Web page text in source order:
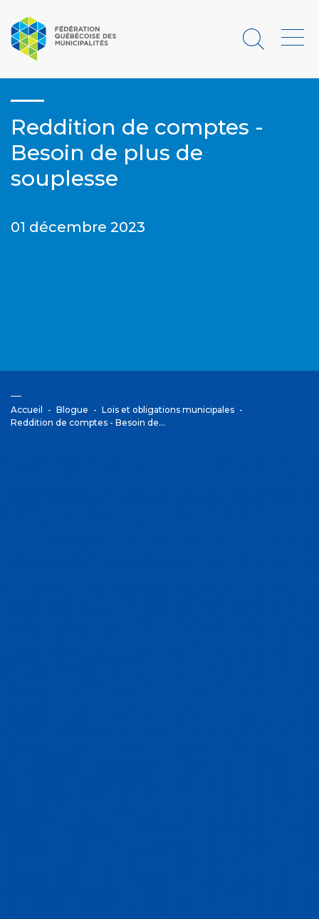
Rechercher
Reddition de comptes -
Besoin de plus de
souplesse
01 décembre 2023
Accueil Blogue
Lois et obligations municipales
Reddition de comptes - Besoin de…